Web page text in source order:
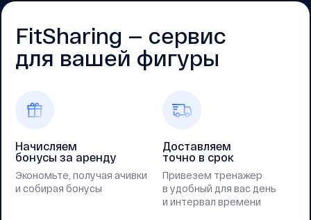
FitSharing — cервис
для вашей фигуры
Начисляем
бонусы за аренду
Экономьте, получая ачивки
и собирая бонусы
Доставляем
точно в срок
Привезем тренажер
в удобный для вас день
и интервал времени